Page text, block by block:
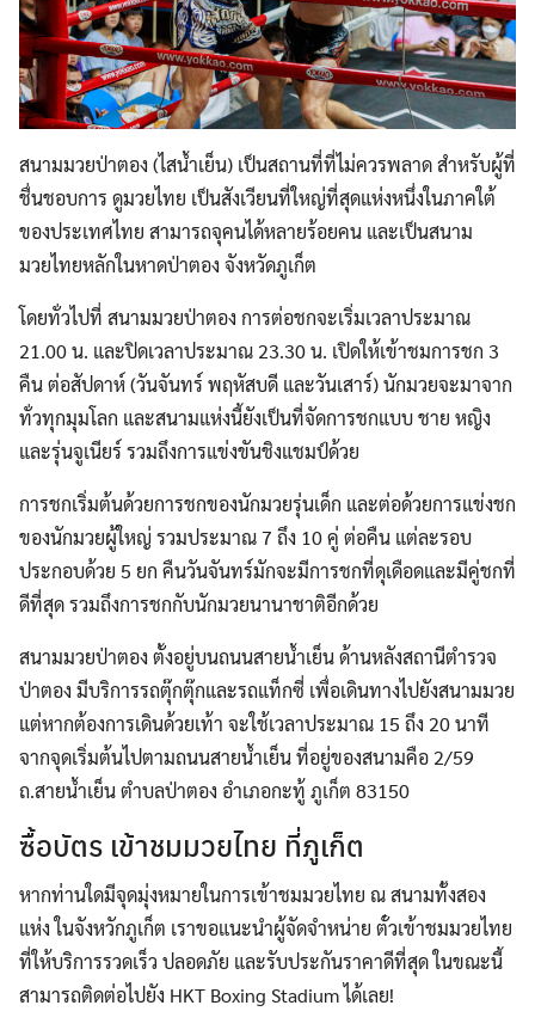
สนามมวยป่าตอง (ไสน้ำเย็น) เป็นสถานที่ที่ไม่ควรพลาด สำหรับผู้ที่
ชื่นชอบการ ดูมวยไทย เป็นสังเวียนที่ใหญ่ที่สุดแห่งหนึ่งในภาคใต้
ของประเทศไทย สามารถจุคนได้หลายร้อยคน และเป็นสนาม
มวยไทยหลักในหาดป่าตอง จังหวัดภูเก็ต
โดยทั่วไปที่ สนามมวยป่าตอง การต่อชกจะเริ่มเวลาประมาณ
21.00 น. และปิดเวลาประมาณ 23.30 น. เปิดให้เข้าชมการชก 3
คืน ต่อสัปดาห์ (วันจันทร์ พฤหัสบดี และวันเสาร์) นักมวยจะมาจาก
ทั่วทุกมุมโลก และสนามแห่งนี้ยังเป็นที่จัดการชกแบบ ชาย หญิง
และรุ่นจูเนียร์ รวมถึงการแข่งขันชิงแชมป์ด้วย
การชกเริ่มต้นด้วยการชกของนักมวยรุ่นเด็ก และต่อด้วยการแข่งชก
ของนักมวยผู้ใหญ่ รวมประมาณ 7 ถึง 10 คู่ ต่อคืน แต่ละรอบ
ประกอบด้วย 5 ยก คืนวันจันทร์มักจะมีการชกที่ดุเดือดและมีคู่ชกที่
ดีที่สุด รวมถึงการชกกับนักมวยนานาชาติอีกด้วย
สนามมวยป่าตอง ตั้งอยู่บนถนนสายน้ำเย็น ด้านหลังสถานีตำรวจ
ป่าตอง มีบริการรถตุ๊กตุ๊กและรถแท็กซี่ เพื่อเดินทางไปยังสนามมวย
แต่หากต้องการเดินด้วยเท้า จะใช้เวลาประมาณ 15 ถึง 20 นาที
จากจุดเริ่มต้นไปตามถนนสายน้ำเย็น ที่อยู่ของสนามคือ 2/59
ถ.สายน้ำเย็น ตำบลป่าตอง อำเภอกะทู้ ภูเก็ต 83150
ซื้อบัตร เข้าชมมวยไทย ที่ภูเก็ต
หากท่านใดมีจุดมุ่งหมายในการเข้าชมมวยไทย ณ สนามทั้งสอง
แห่ง ในจังหวักภูเก็ต เราขอแนะนำผู้จัดจำหน่าย ตั๋วเข้าชมมวยไทย
ที่ให้บริการรวดเร็ว ปลอดภัย และรับประกันราคาดีที่สุด ในขณะนี้
สามารถติดต่อไปยัง HKT Boxing Stadium ได้เลย!